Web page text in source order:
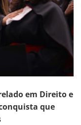
em Direito e
que